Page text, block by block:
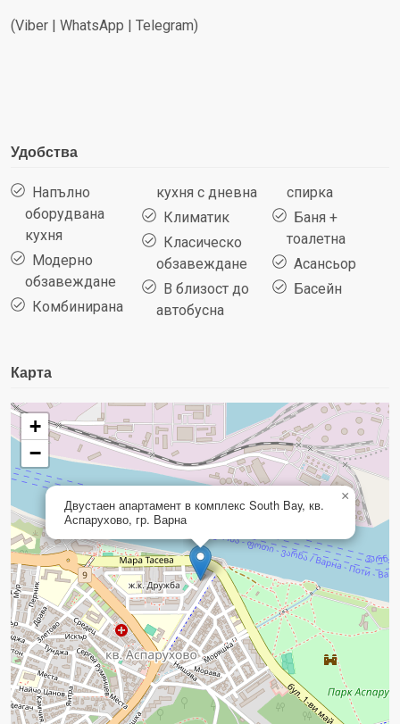
(Viber | WhatsApp | Telegram)
Удобства
Напълно
оборудвана
кухня
Модерно
обзавеждане
Комбинирана
кухня с дневна
Климатик
Класическо
обзавеждане
В близост до
автобусна
спирка
Баня +
тоалетна
Асансьор
Басейн
Карта
Двустаен апартамент в комплекс South Bay, кв.
Аспарухово, гр. Варна
×
+
−